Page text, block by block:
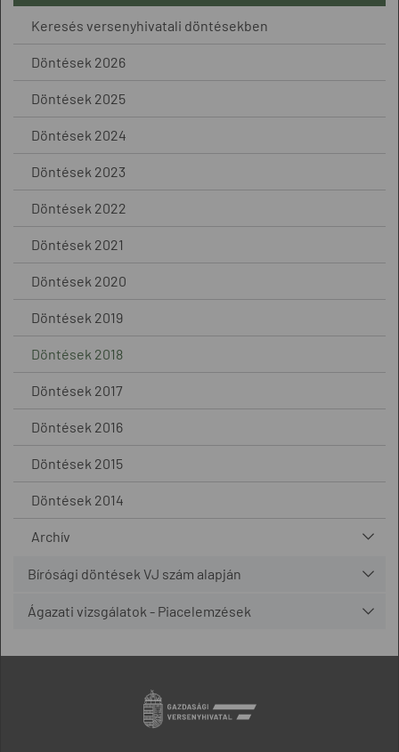
Keresés versenyhivatali döntésekben
Döntések 2026
Döntések 2025
Döntések 2024
Döntések 2023
Döntések 2022
Döntések 2021
Döntések 2020
Döntések 2019
Döntések 2018
Döntések 2017
Döntések 2016
Döntések 2015
Döntések 2014
Archív
Bírósági döntések VJ szám alapján
Ágazati vizsgálatok - Piacelemzések